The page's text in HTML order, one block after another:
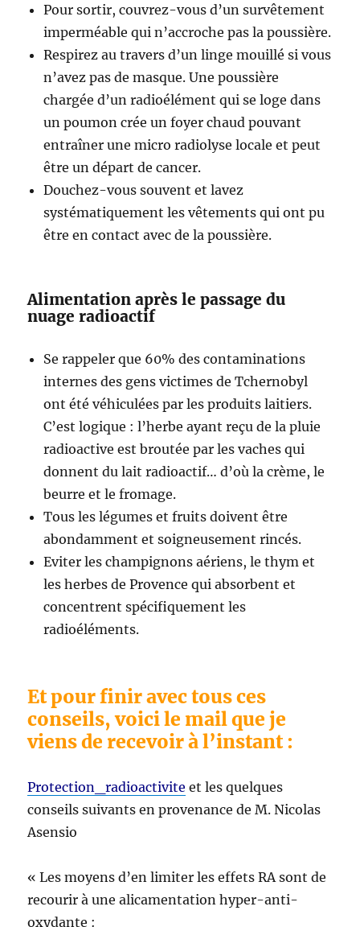
Pour sortir, couvrez-vous d’un survêtement
imperméable qui n’accroche pas la poussière.
Respirez au travers d’un linge mouillé si vous
n’avez pas de masque. Une poussière
chargée d’un radioélément qui se loge dans
un poumon crée un foyer chaud pouvant
entraîner une micro radiolyse locale et peut
être un départ de cancer.
Douchez-vous souvent et lavez
systématiquement les vêtements qui ont pu
être en contact avec de la poussière.
Alimentation après le passage du
nuage radioactif
Se rappeler que 60% des contaminations
internes des gens victimes de Tchernobyl
ont été véhiculées par les produits laitiers.
C’est logique : l’herbe ayant reçu de la pluie
radioactive est broutée par les vaches qui
donnent du lait radioactif… d’où la crème, le
beurre et le fromage.
Tous les légumes et fruits doivent être
abondamment et soigneusement rincés.
Eviter les champignons aériens, le thym et
les herbes de Provence qui absorbent et
concentrent spécifiquement les
radioéléments.
Et pour finir avec tous ces
conseils, voici le mail que je
viens de recevoir à l’instant :
Protection_radioactivite et les quelques
conseils suivants en provenance de M. Nicolas
Asensio
« Les moyens d’en limiter les effets RA sont de
recourir à une alicamentation hyper-anti-
oxydante :